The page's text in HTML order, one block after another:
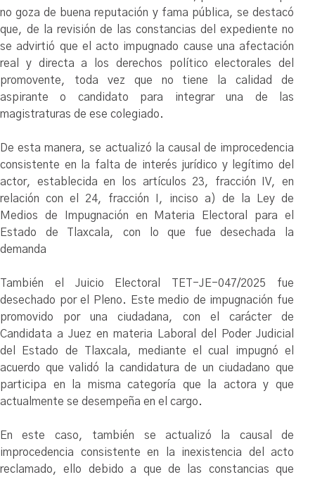
no goza de buena reputación y fama pública, se destacó
que, de la revisión de las constancias del expediente no
se advirtió que el acto impugnado cause una afectación
real y directa a los derechos político electorales del
promovente, toda vez que no tiene la calidad de
aspirante o candidato para integrar una de las
magistraturas de ese colegiado.
De esta manera, se actualizó la causal de improcedencia
consistente en la falta de interés jurídico y legítimo del
actor, establecida en los artículos 23, fracción IV, en
relación con el 24, fracción I, inciso a) de la Ley de
Medios de Impugnación en Materia Electoral para el
Estado de Tlaxcala, con lo que fue desechada la
demanda
También el Juicio Electoral TET-JE-047/2025 fue
desechado por el Pleno. Este medio de impugnación fue
promovido por una ciudadana, con el carácter de
Candidata a Juez en materia Laboral del Poder Judicial
del Estado de Tlaxcala, mediante el cual impugnó el
acuerdo que validó la candidatura de un ciudadano que
participa en la misma categoría que la actora y que
actualmente se desempeña en el cargo.
En este caso, también se actualizó la causal de
improcedencia consistente en la inexistencia del acto
reclamado, ello debido a que de las constancias que